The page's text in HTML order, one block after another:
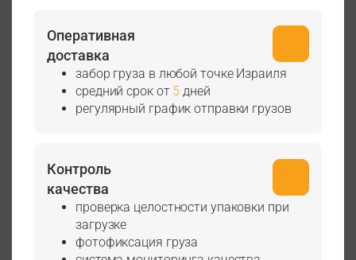
Оперативная
доставка
забор груза в любой точке Израиля
средний срок от 5 дней
регулярный график отправки грузов
Контроль
качества
проверка целостности упаковки при
загрузке
фотофиксация груза